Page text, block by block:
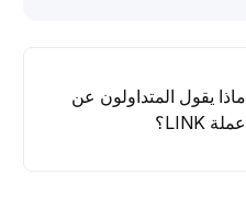
ماذا يقول المتداولون عن
عملة LINK؟